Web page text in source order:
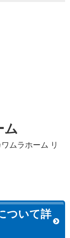
ム
ムラホーム リ
ついて詳